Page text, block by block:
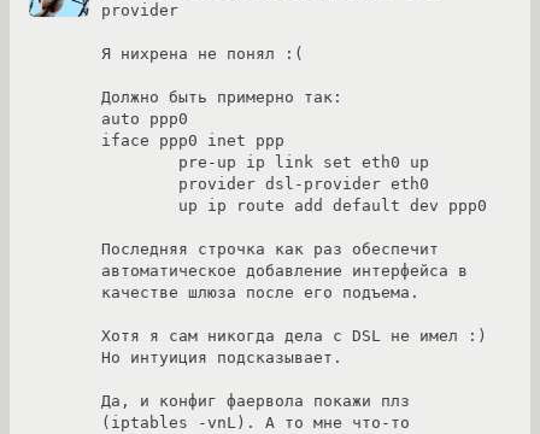
provider
Я нихрена не понял :(
Должно быть примерно так:
auto ppp0
iface ppp0 inet ppp
Последняя строчка как раз обеспечит
автоматическое добавление интерфейса в
качестве шлюза после его подъема.
Хотя я сам никогда дела с DSL не имел :)
Но интуиция подсказывает.
Да, и конфиг фаервола покажи плз
(iptables -vnL). А то мне что-то